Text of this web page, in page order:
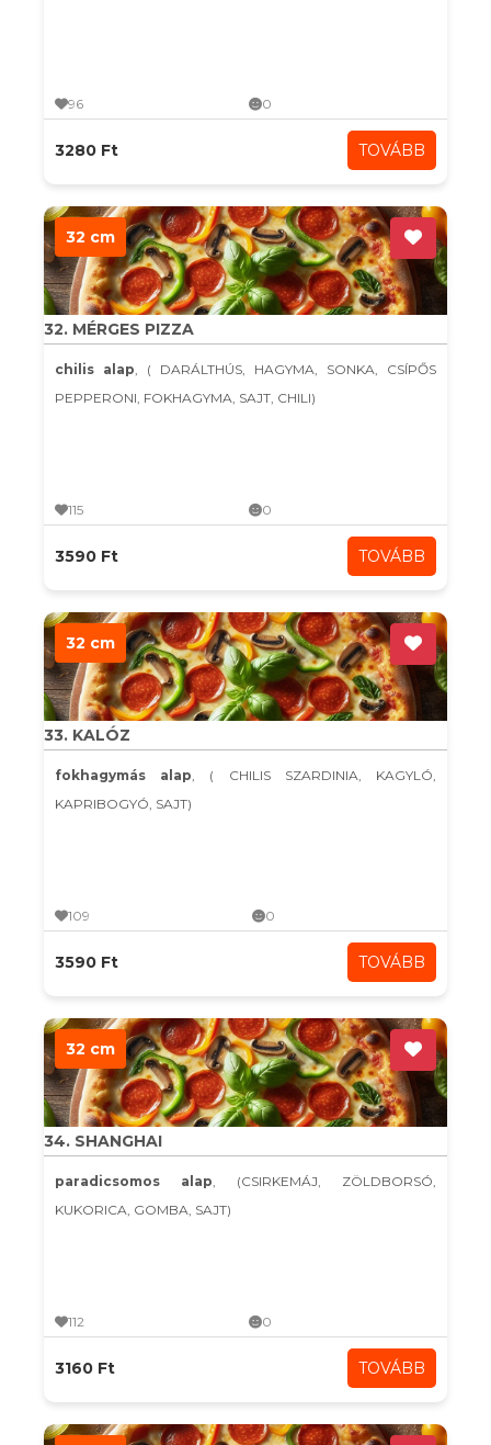
96 0
3280 Ft TOVÁBB
32 cm
32. MÉRGES PIZZA
chilis alap, ( DARÁLTHÚS, HAGYMA, SONKA, CSÍPŐS
PEPPERONI, FOKHAGYMA, SAJT, CHILI)
115 0
3590 Ft TOVÁBB
32 cm
33. KALÓZ
fokhagymás alap, ( CHILIS SZARDINIA, KAGYLÓ,
KAPRIBOGYÓ, SAJT)
109 0
3590 Ft TOVÁBB
32 cm
34. SHANGHAI
paradicsomos alap, (CSIRKEMÁJ, ZÖLDBORSÓ,
KUKORICA, GOMBA, SAJT)
112 0
3160 Ft TOVÁBB